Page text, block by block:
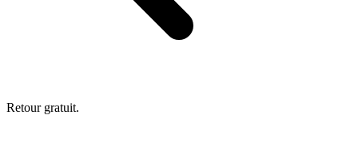
Retour gratuit.